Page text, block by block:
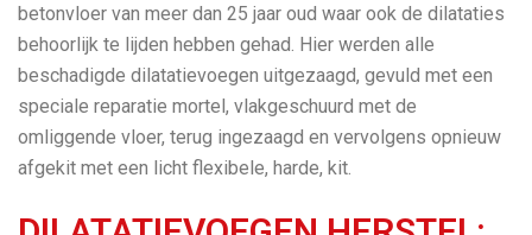
betonvloer van meer dan 25 jaar oud waar ook de dilataties
behoorlijk te lijden hebben gehad. Hier werden alle
beschadigde dilatatievoegen uitgezaagd, gevuld met een
speciale reparatie mortel, vlakgeschuurd met de
omliggende vloer, terug ingezaagd en vervolgens opnieuw
afgekit met een licht flexibele, harde, kit.